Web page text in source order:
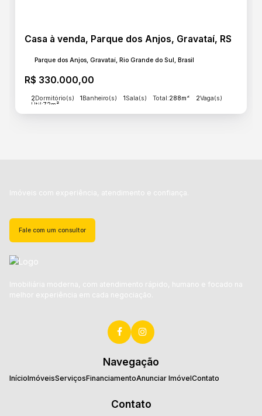
Casa à venda, Parque dos Anjos, Gravataí, RS
R$ 330.000,00
Parque dos Anjos, Gravataí, Rio Grande do Sul, Brasil
2Dormitório(s) 1Banheiro(s) 1Sala(s) Total:288m² 2Vaga(s)
Útil:72m²
Imóveis com experiência, atendimento e confiança.
Fale com um consultor
Imobiliária moderna, com atendimento rápido, humano e focado na
melhor experiência em cada negociação.
Navegação
InícioImóveisServiçosFinanciamentoAnunciar ImóvelContato
Contato